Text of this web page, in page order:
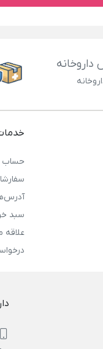
داروخانه
حساب
سبد
علاقه